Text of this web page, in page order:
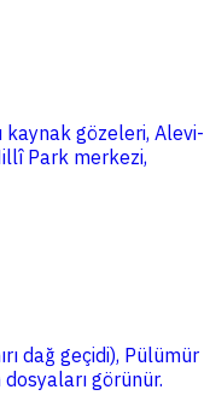
kaynak gözeleri, Alevi-
Park merkezi,
dağ geçidi), Pülümür
görünür.